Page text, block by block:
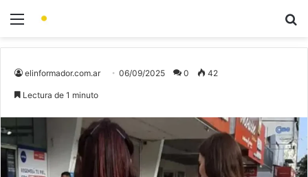
elinformador.com.ar 06/09/2025 0 42
Lectura de 1 minuto